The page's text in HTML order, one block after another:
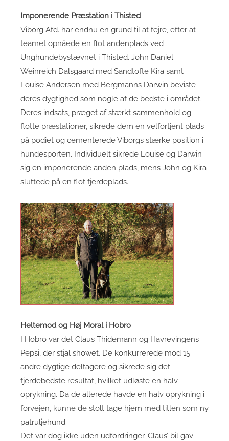
Imponerende Præstation i Thisted
Viborg Afd. har endnu en grund til at fejre, efter at
teamet opnåede en flot andenplads ved
Unghundebystævnet i Thisted. John Daniel
Weinreich Dalsgaard med Sandtofte Kira samt
Louise Andersen med Bergmanns Darwin beviste
deres dygtighed som nogle af de bedste i området.
Deres indsats, præget af stærkt sammenhold og
flotte præstationer, sikrede dem en velfortjent plads
på podiet og cementerede Viborgs stærke position i
hundesporten. Individuelt sikrede Louise og Darwin
sig en imponerende anden plads, mens John og Kira
sluttede på en flot fjerdeplads.
Heltemod og Høj Moral i Hobro
I Hobro var det Claus Thidemann og Havrevingens
Pepsi, der stjal showet. De konkurrerede mod 15
andre dygtige deltagere og sikrede sig det
fjerdebedste resultat, hvilket udløste en halv
oprykning. Da de allerede havde en halv oprykning i
forvejen, kunne de stolt tage hjem med titlen som ny
patruljehund.
Det var dog ikke uden udfordringer. Claus’ bil gav